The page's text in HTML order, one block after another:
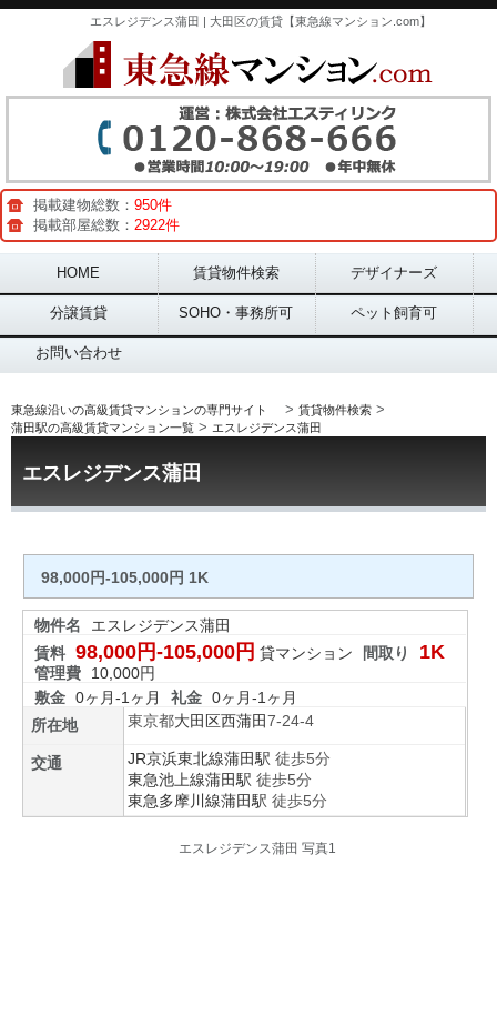
エスレジデンス蒲田 | 大田区の賃貸【東急線マンション.com】
掲載建物総数： 950件
掲載部屋総数： 2922件
Main menu
HOME 賃貸物件検索 デザイナーズ
分譲賃貸 SOHO・事務所可 ペット飼育可
お問い合わせ
東急線沿いの高級賃貸マンションの専門サイト > 賃貸物件検索 >
蒲田駅の高級賃貸マンション一覧 > エスレジデンス蒲田
エスレジデンス蒲田
98,000円-105,000円 1K
物件名
エスレジデンス蒲田
賃料 98,000円-105,000円 貸マンション 間取り 1K
管理費
10,000円
敷金 0ヶ月-1ヶ月 礼金 0ヶ月-1ヶ月
所在地
東京都大田区西蒲田7-24-4
交通 JR京浜東北線蒲田駅 徒歩5分
東急池上線蒲田駅 徒歩5分
東急多摩川線蒲田駅 徒歩5分